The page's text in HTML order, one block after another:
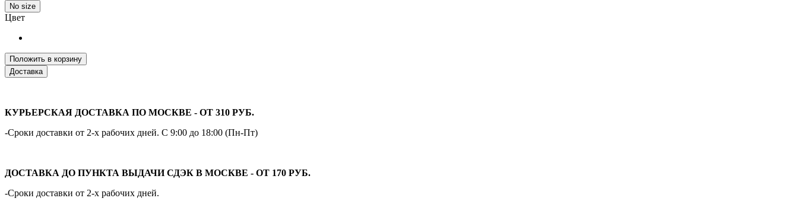
No size
Цвет
Положить в корзину
Доставка
КУРЬЕРСКАЯ ДОСТАВКА ПО МОСКВЕ - ОТ 310 РУБ.
-Сроки доставки от 2-х рабочих дней. С 9:00 до 18:00 (Пн-Пт)
ДОСТАВКА ДО ПУНКТА ВЫДАЧИ СДЭК В МОСКВЕ - ОТ 170 РУБ.
-Сроки доставки от 2-х рабочих дней.